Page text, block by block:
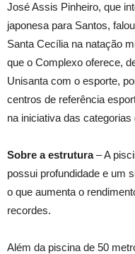
José Assis Pinheiro, que
japonesa para Santos,
Santa Cecília na natação
que o Complexo oferece,
Unisanta com o esporte,
centros de referência
na iniciativa das categorias
Sobre a estrutura– A
possui profundidade e um
o que aumenta o
recordes.
Além da piscina de 50